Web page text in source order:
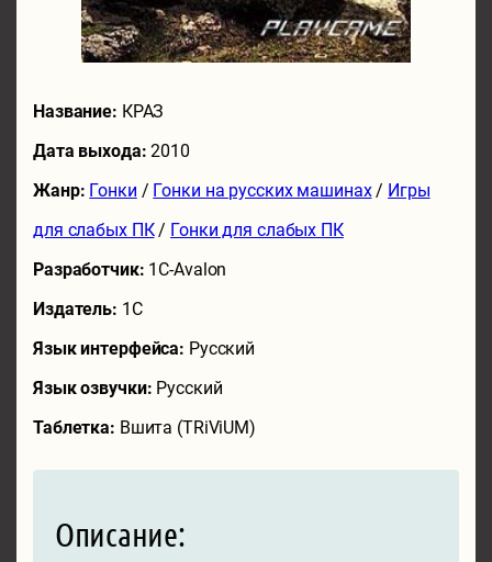
Название: КРАЗ
Дата выхода:2010
Жанр: Гонки / Гонки на русских машинах/ Игры
для слабых ПК/ Гонки для слабых ПК
Разработчик: 1C-Avalon
Издатель: 1C
Язык интерфейса: Русский
Язык озвучки: Русский
Таблетка: Вшита (TRiViUM)
Описание: